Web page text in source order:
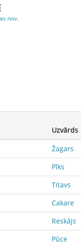
nov.
Uzvārds
Žagars
Pīks
Titavs
Cakare
Reskājs
Pūce